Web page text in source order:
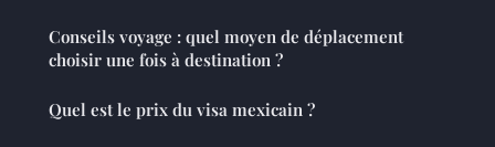
Conseils voyage : quel moyen de déplacement
choisir une fois à destination ?
Quel est le prix du visa mexicain ?